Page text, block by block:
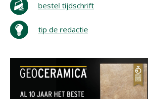
bestel tijdschrift
tip de redactie